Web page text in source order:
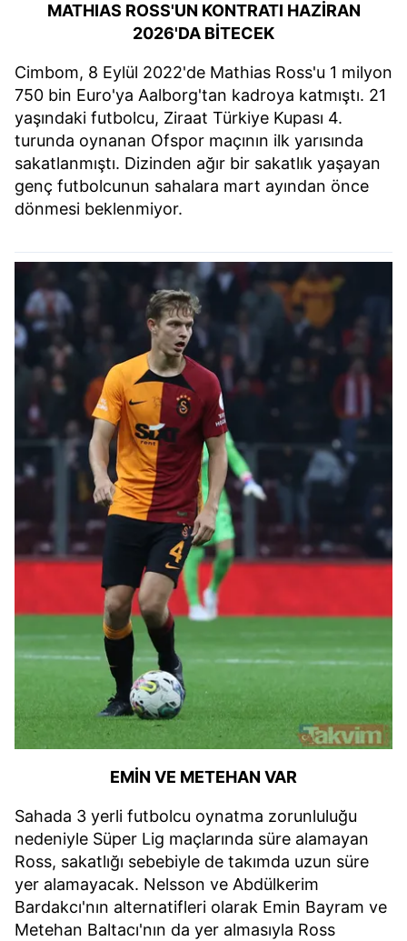
MATHIAS ROSS'UN KONTRATI HAZİRAN
2026'DA BİTECEK
Cimbom, 8 Eylül 2022'de Mathias Ross'u 1 milyon
750 bin Euro'ya Aalborg'tan kadroya katmıştı. 21
yaşındaki futbolcu, Ziraat Türkiye Kupası 4.
turunda oynanan Ofspor maçının ilk yarısında
sakatlanmıştı. Dizinden ağır bir sakatlık yaşayan
genç futbolcunun sahalara mart ayından önce
dönmesi beklenmiyor.
EMİN VE METEHAN VAR
Sahada 3 yerli futbolcu oynatma zorunluluğu
nedeniyle Süper Lig maçlarında süre alamayan
Ross, sakatlığı sebebiyle de takımda uzun süre
yer alamayacak. Nelsson ve Abdülkerim
Bardakcı'nın alternatifleri olarak Emin Bayram ve
Metehan Baltacı'nın da yer almasıyla Ross